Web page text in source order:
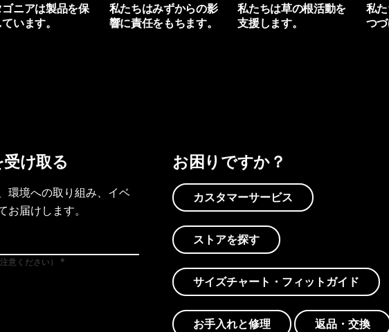
ニアは製品を保
います。
私たちはみずからの影
響に責任をもちます。
私たちは草の根活動を
支援します。
私
つづ
け取る
環境への取り組み、イベ
届けします。
意ください）
お困りですか？
カスタマーサービス
ストアを探す
サイズチャート・フィットガイド
お手入れと修理 返品・交換